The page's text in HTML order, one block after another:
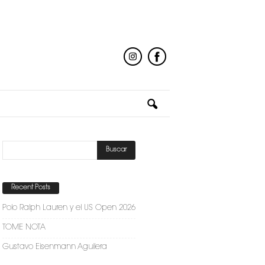
Recent Posts
Polo Ralph Lauren y el US Open 2026
TOME NOTA
Gustavo Eisenmann Aguilera